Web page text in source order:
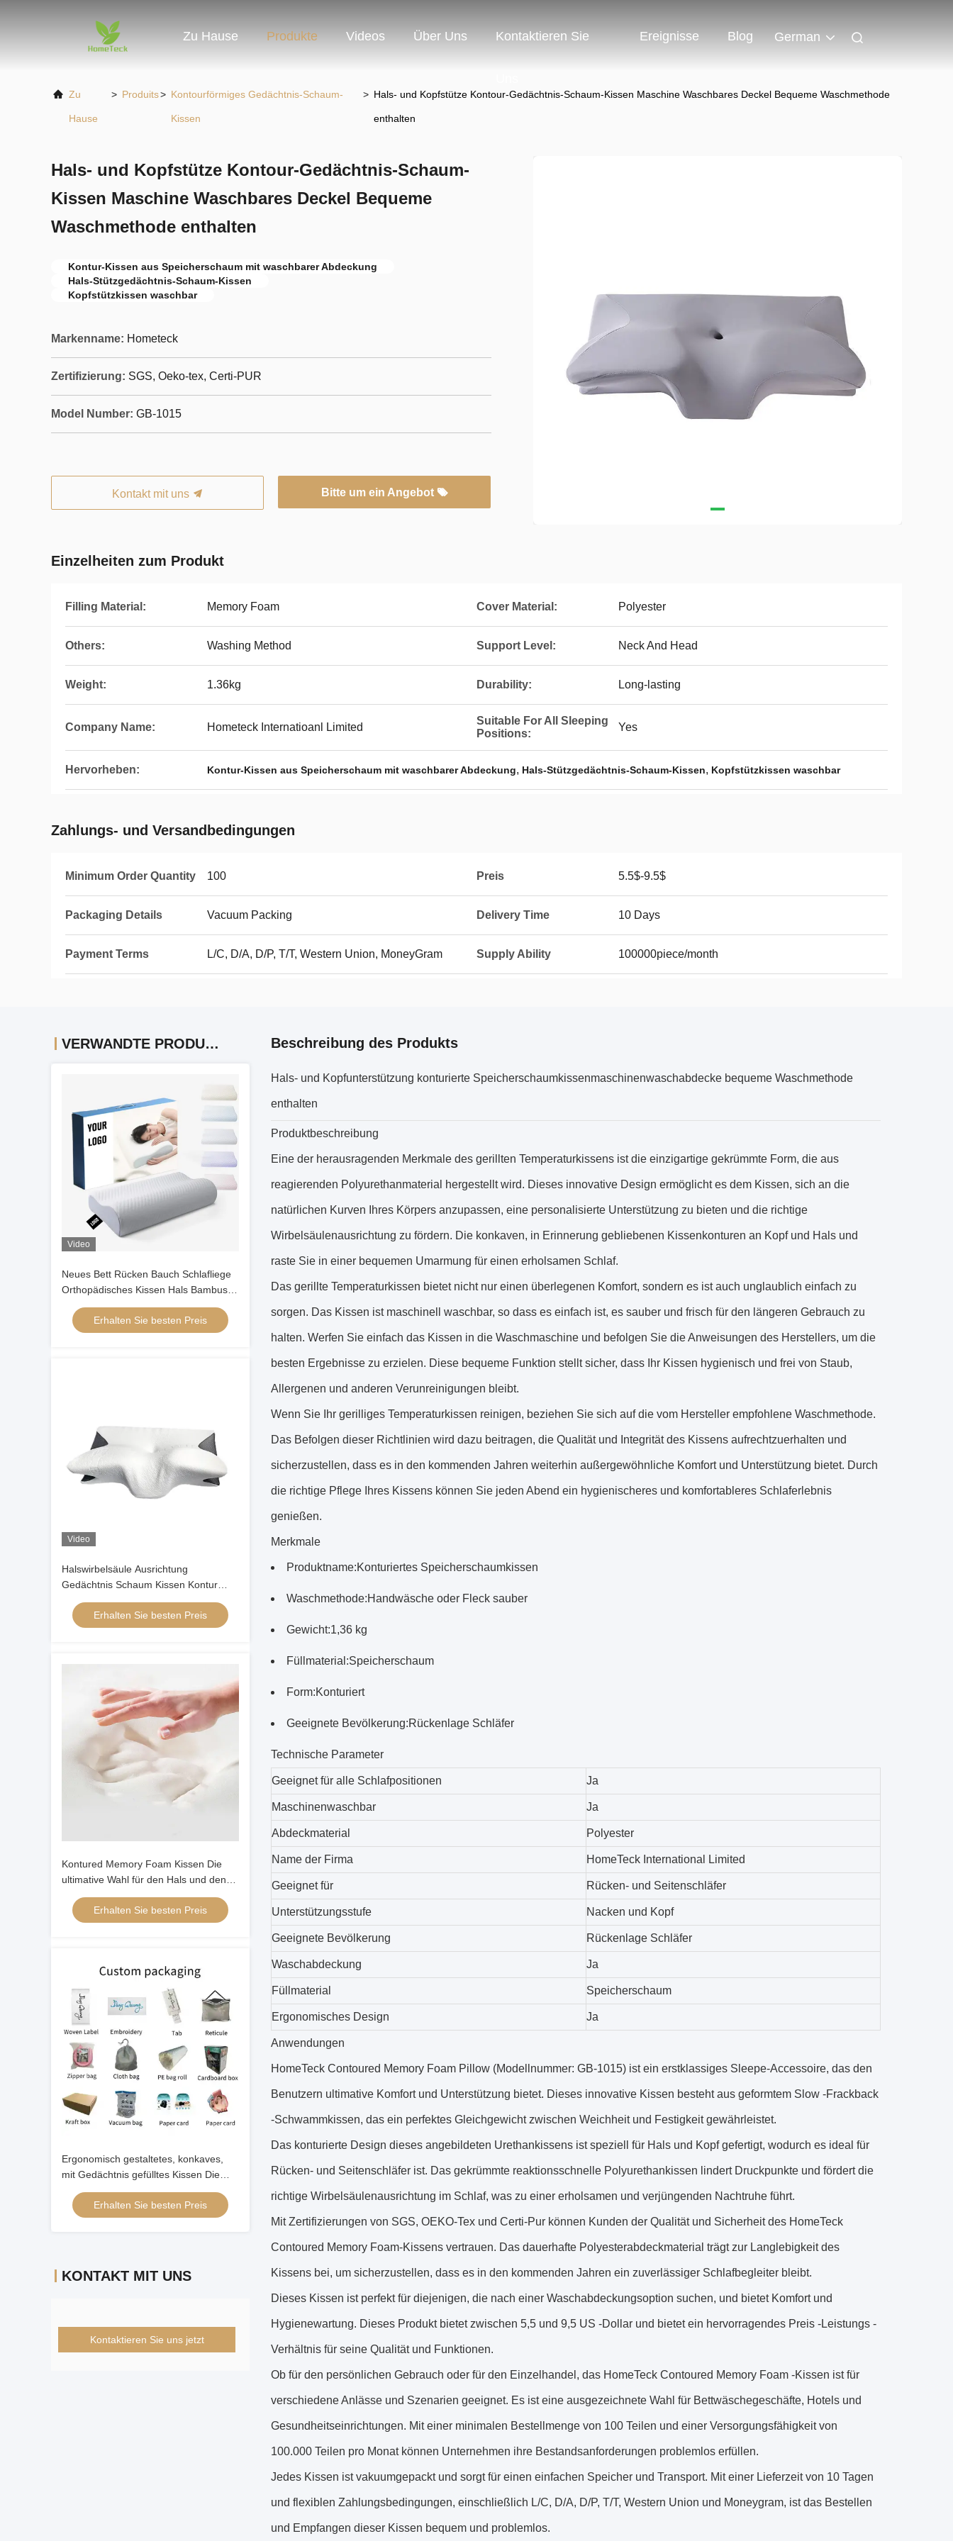
Zu Hause Produkte Videos Über Uns Kontaktieren Sie Ereignisse Blog German
Zu
Hause
> Produits> Kontourförmiges Gedächtnis-Schaum-
Kissen
> Hals- und Kopfstütze Kontour-Gedächtnis-Schaum-Kissen Maschine Waschbares Deckel Bequeme Waschmethode
enthalten
Hals- und Kopfstütze Kontour-Gedächtnis-Schaum-
Kissen Maschine Waschbares Deckel Bequeme
Waschmethode enthalten
Kontur-Kissen aus Speicherschaum mit waschbarer Abdeckung
Hals-Stützgedächtnis-Schaum-Kissen
Kopfstützkissen waschbar
Markenname: Hometeck
Zertifizierung: SGS, Oeko-tex, Certi-PUR
Model Number: GB-1015
Kontakt mit uns Bitte um ein Angebot
Einzelheiten zum Produkt
Filling Material: Memory Foam Cover Material: Polyester
Others: Washing Method Support Level: Neck And Head
Weight: 1.36kg Durability: Long-lasting
Company Name: Hometeck Internatioanl Limited
Suitable For All Sleeping
Positions:
Yes
Hervorheben: Kontur-Kissen aus Speicherschaum mit waschbarer Abdeckung, Hals-Stützgedächtnis-Schaum-Kissen, Kopfstützkissen waschbar
Zahlungs- und Versandbedingungen
Minimum Order Quantity 100 Preis 5.5$-9.5$
Packaging Details Vacuum Packing Delivery Time 10 Days
Payment Terms L/C, D/A, D/P, T/T, Western Union, MoneyGram Supply Ability 100000piece/month
VERWANDTE PRODUKTE
Video
Neues Bett Rücken Bauch Schlafliege
Orthopädisches Kissen Hals Bambus
Kontur Ergonomisches Gedächtnis
Schaumkissen Orthopädischer Kopf
Erhalten Sie besten Preis
Video
Halswirbelsäule Ausrichtung
Gedächtnis Schaum Kissen Kontur
Ergonomische Schmetterlingsform
Erhalten Sie besten Preis
Kontured Memory Foam Kissen Die
ultimative Wahl für den Hals und den
Kopf der auf der Rückenlehne
SchlafendenErhalten Sie besten Preis
Ergonomisch gestaltetes, konkaves,
mit Gedächtnis gefülltes Kissen Die
ultimative Lösung für einen guten
Schlaf
Erhalten Sie besten Preis
KONTAKT MIT UNS
Kontaktieren Sie uns jetzt
Beschreibung des Produkts
Hals- und Kopfunterstützung konturierte Speicherschaumkissenmaschinenwaschabdecke bequeme Waschmethode
enthalten
Produktbeschreibung
Eine der herausragenden Merkmale des gerillten Temperaturkissens ist die einzigartige gekrümmte Form, die aus
reagierenden Polyurethanmaterial hergestellt wird. Dieses innovative Design ermöglicht es dem Kissen, sich an die
natürlichen Kurven Ihres Körpers anzupassen, eine personalisierte Unterstützung zu bieten und die richtige
Wirbelsäulenausrichtung zu fördern. Die konkaven, in Erinnerung gebliebenen Kissenkonturen an Kopf und Hals und
raste Sie in einer bequemen Umarmung für einen erholsamen Schlaf.
Das gerillte Temperaturkissen bietet nicht nur einen überlegenen Komfort, sondern es ist auch unglaublich einfach zu
sorgen. Das Kissen ist maschinell waschbar, so dass es einfach ist, es sauber und frisch für den längeren Gebrauch zu
halten. Werfen Sie einfach das Kissen in die Waschmaschine und befolgen Sie die Anweisungen des Herstellers, um die
besten Ergebnisse zu erzielen. Diese bequeme Funktion stellt sicher, dass Ihr Kissen hygienisch und frei von Staub,
Allergenen und anderen Verunreinigungen bleibt.
Wenn Sie Ihr gerilliges Temperaturkissen reinigen, beziehen Sie sich auf die vom Hersteller empfohlene Waschmethode.
Das Befolgen dieser Richtlinien wird dazu beitragen, die Qualität und Integrität des Kissens aufrechtzuerhalten und
sicherzustellen, dass es in den kommenden Jahren weiterhin außergewöhnliche Komfort und Unterstützung bietet. Durch
die richtige Pflege Ihres Kissens können Sie jeden Abend ein hygienischeres und komfortableres Schlaferlebnis
genießen.
Merkmale
Produktname:Konturiertes Speicherschaumkissen
Waschmethode:Handwäsche oder Fleck sauber
Gewicht:1,36 kg
Füllmaterial:Speicherschaum
Form:Konturiert
Geeignete Bevölkerung:Rückenlage Schläfer
Technische Parameter
Geeignet für alle Schlafpositionen Ja
Maschinenwaschbar Ja
Abdeckmaterial Polyester
Name der Firma HomeTeck International Limited
Geeignet für Rücken- und Seitenschläfer
Unterstützungsstufe Nacken und Kopf
Geeignete Bevölkerung Rückenlage Schläfer
Waschabdeckung Ja
Füllmaterial Speicherschaum
Ergonomisches Design Ja
Anwendungen
HomeTeck Contoured Memory Foam Pillow (Modellnummer: GB-1015) ist ein erstklassiges Sleepe-Accessoire, das den
Benutzern ultimative Komfort und Unterstützung bietet. Dieses innovative Kissen besteht aus geformtem Slow -Frackback
-Schwammkissen, das ein perfektes Gleichgewicht zwischen Weichheit und Festigkeit gewährleistet.
Das konturierte Design dieses angebildeten Urethankissens ist speziell für Hals und Kopf gefertigt, wodurch es ideal für
Rücken- und Seitenschläfer ist. Das gekrümmte reaktionsschnelle Polyurethankissen lindert Druckpunkte und fördert die
richtige Wirbelsäulenausrichtung im Schlaf, was zu einer erholsamen und verjüngenden Nachtruhe führt.
Mit Zertifizierungen von SGS, OEKO-Tex und Certi-Pur können Kunden der Qualität und Sicherheit des HomeTeck
Contoured Memory Foam-Kissens vertrauen. Das dauerhafte Polyesterabdeckmaterial trägt zur Langlebigkeit des
Kissens bei, um sicherzustellen, dass es in den kommenden Jahren ein zuverlässiger Schlafbegleiter bleibt.
Dieses Kissen ist perfekt für diejenigen, die nach einer Waschabdeckungsoption suchen, und bietet Komfort und
Hygienewartung. Dieses Produkt bietet zwischen 5,5 und 9,5 US -Dollar und bietet ein hervorragendes Preis -Leistungs -
Verhältnis für seine Qualität und Funktionen.
Ob für den persönlichen Gebrauch oder für den Einzelhandel, das HomeTeck Contoured Memory Foam -Kissen ist für
verschiedene Anlässe und Szenarien geeignet. Es ist eine ausgezeichnete Wahl für Bettwäschegeschäfte, Hotels und
Gesundheitseinrichtungen. Mit einer minimalen Bestellmenge von 100 Teilen und einer Versorgungsfähigkeit von
100.000 Teilen pro Monat können Unternehmen ihre Bestandsanforderungen problemlos erfüllen.
Jedes Kissen ist vakuumgepackt und sorgt für einen einfachen Speicher und Transport. Mit einer Lieferzeit von 10 Tagen
und flexiblen Zahlungsbedingungen, einschließlich L/C, D/A, D/P, T/T, Western Union und Moneygram, ist das Bestellen
und Empfangen dieser Kissen bequem und problemlos.